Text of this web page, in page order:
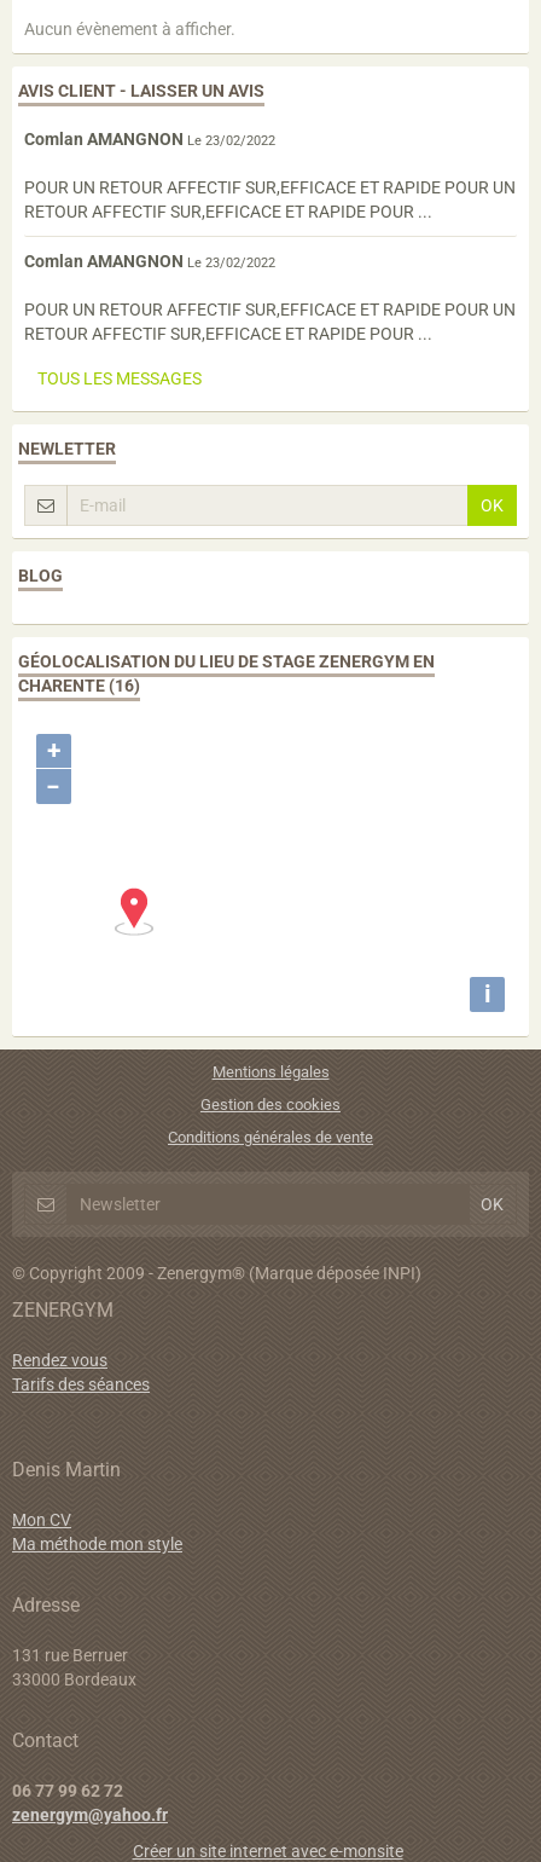
Aucun évènement à afficher.
AVIS CLIENT - LAISSER UN AVIS
Comlan AMANGNON Le 23/02/2022
POUR UN RETOUR AFFECTIF SUR,EFFICACE ET RAPIDE POUR UN
RETOUR AFFECTIF SUR,EFFICACE ET RAPIDE POUR ...
Comlan AMANGNON Le 23/02/2022
POUR UN RETOUR AFFECTIF SUR,EFFICACE ET RAPIDE POUR UN
RETOUR AFFECTIF SUR,EFFICACE ET RAPIDE POUR ...
TOUS LES MESSAGES
NEWLETTER
OK
BLOG
GÉOLOCALISATION DU LIEU DE STAGE ZENERGYM EN
CHARENTE (16)
+
−
i
Mentions légales
Gestion des cookies
Conditions générales de vente
© Copyright 2009 - Zenergym® (Marque déposée INPI)
ZENERGYM
Rendez vous
Tarifs des séances
Denis Martin
Mon CV
Ma méthode mon style
Adresse
131 rue Berruer
33000 Bordeaux
Contact
06 77 99 62 72
zenergym@yahoo.fr
Créer un site internet avec e-monsite